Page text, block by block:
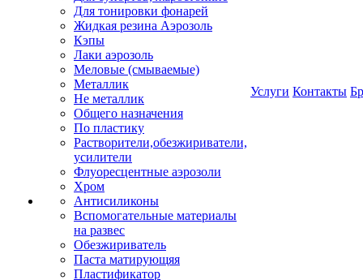
Для тонировки фонарей
Жидкая резина Аэрозоль
Кэпы
Лаки аэрозоль
Меловые (смываемые)
Металлик
Не металлик
Общего назначения
По пластику
Растворители,обезжириватели,
усилители
Флуоресцентные аэрозоли
Хром
Антисиликоны
Вспомогательные материалы
на развес
Обезжириватель
Паста матирующяя
Пластификатор
Услуги Контакты